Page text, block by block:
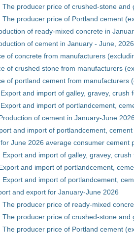
The producer price of crushed-stone and
The producer price of Portland cement
of ready-mixed concrete in
of cement in January - June, 2026
of concrete from manufacturers
of crushed stone from manufacturers
of portland cement from manufacturers
and import of galley, gravey,
and import of portlandcement,
of cement in January-June
and import of portlandcement,
June 2026 average consumer cement
Export and import of galley, gravey,
and import of portlandcement,
Export and import of portlandcement,
and export for January-June 2026
The producer price of ready-mixed
The producer price of crushed-stone and
The producer price of Portland cement